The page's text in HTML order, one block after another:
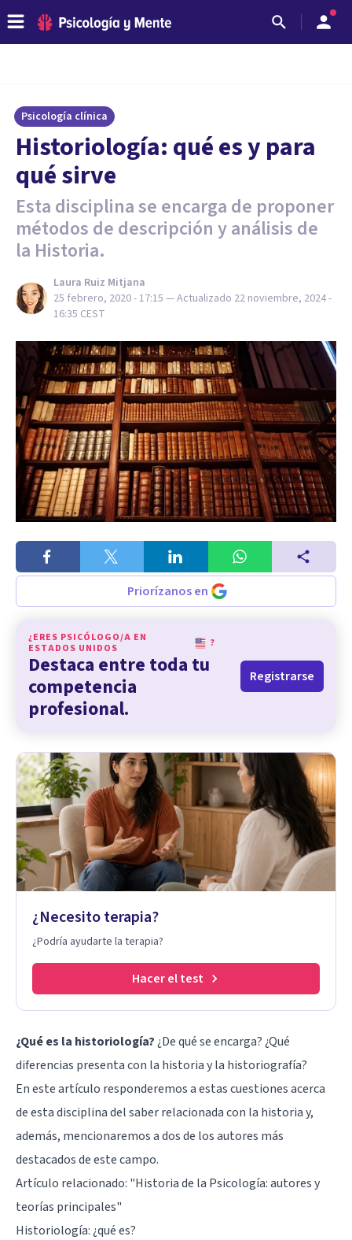
Psicología clínica
Historiología: qué es y para
qué sirve
Esta disciplina se encarga de proponer
métodos de descripción y análisis de
la Historia.
Laura Ruiz Mitjana
25 febrero, 2020 - 17:15 — Actualizado 22 noviembre, 2024 -
16:35 CEST
Priorízanos en
¿ERES PSICÓLOGO/A EN
ESTADOS UNIDOS
?
Destaca entre toda tu
competencia
profesional.
Registrarse
¿Necesito terapia?
¿Podría ayudarte la terapia?
Hacer el test
¿Qué es la historiología?¿De qué se encarga? ¿Qué
diferencias presenta con la historia y la historiografía?
En este artículo responderemos a estas cuestiones acerca
de esta disciplina del saber relacionada con la historia y,
además, mencionaremos a dos de los autores más
destacados de este campo.
Artículo relacionado: "Historia de la Psicología: autores y
teorías principales"
Historiología: ¿qué es?